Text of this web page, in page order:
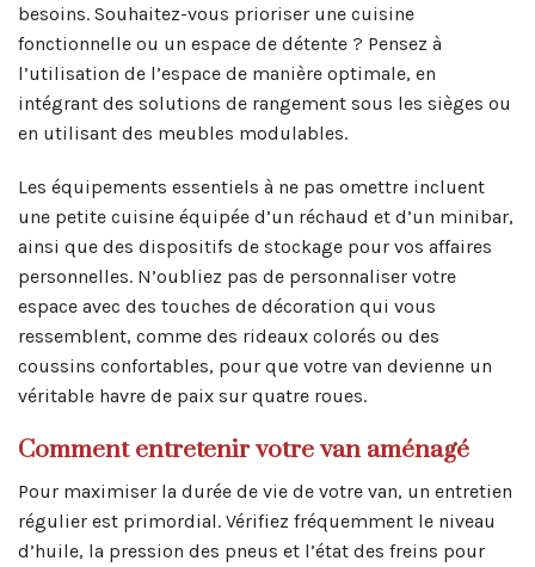
besoins. Souhaitez-vous prioriser une cuisine
fonctionnelle ou un espace de détente ? Pensez à
l’utilisation de l’espace de manière optimale, en
intégrant des solutions de rangement sous les sièges ou
en utilisant des meubles modulables.
Les équipements essentiels à ne pas omettre incluent
une petite cuisine équipée d’un réchaud et d’un minibar,
ainsi que des dispositifs de stockage pour vos affaires
personnelles. N’oubliez pas de personnaliser votre
espace avec des touches de décoration qui vous
ressemblent, comme des rideaux colorés ou des
coussins confortables, pour que votre van devienne un
véritable havre de paix sur quatre roues.
Comment entretenir votre van aménagé
Pour maximiser la durée de vie de votre van, un entretien
régulier est primordial. Vérifiez fréquemment le niveau
d’huile, la pression des pneus et l’état des freins pour